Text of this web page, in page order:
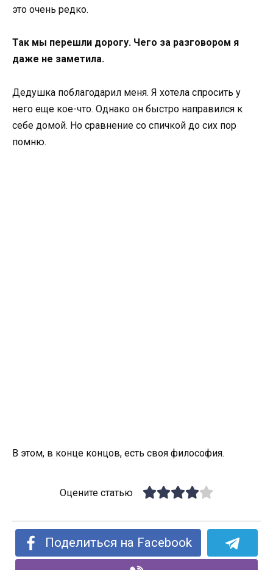
это очень редко.
Так мы перешли дорогу. Чего за разговором я
даже не заметила.
Дедушка поблагодарил меня. Я хотела спросить у
него еще кое-что. Однако он быстро направился к
себе домой. Но сравнение со спичкой до сих пор
помню.
В этом, в конце концов, есть своя философия.
Оцените статью
Поделиться на Facebook